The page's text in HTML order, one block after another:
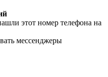
этот номер телефона на
мессенджеры